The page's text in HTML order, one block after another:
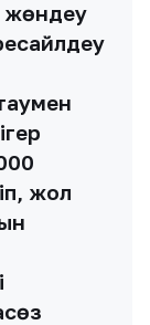
жөндеу
жол